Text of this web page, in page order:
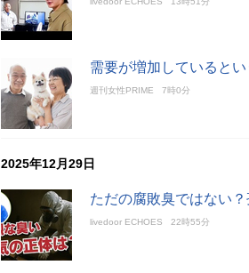
需要が増加していると
週刊女性PRIME 7時0分
2025年12月29日
ただの腐敗臭ではない
livedoor ECHOES 22時55分